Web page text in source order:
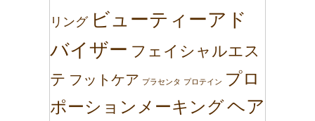
リング ビューティーアド
バイザー フェイシャルエス
テ フットケア プラセンタ プロテイン プロ
ポーションメーキングヘア